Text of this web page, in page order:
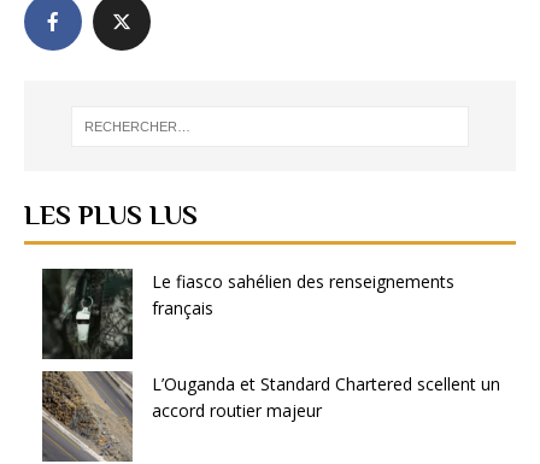
LES PLUS LUS
Le fiasco sahélien des renseignements
français
L’Ouganda et Standard Chartered scellent un
accord routier majeur